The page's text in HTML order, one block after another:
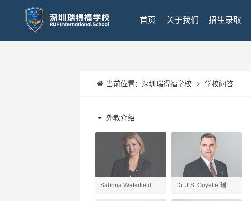
首页 关于我们 招生录取
当前位置： 深圳瑞得福学校 学校问答
外教介绍
Sabrina Waterfield 深 Dr. J.S. Goyette 瑞得